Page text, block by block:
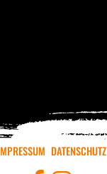
DATENSCHUTZ